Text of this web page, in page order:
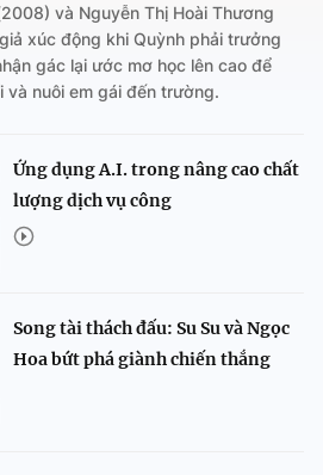
và Nguyễn Thị Hoài Thương
xúc động khi Quỳnh phải trưởng
gác lại ước mơ học lên cao để
nuôi em gái đến trường.
Ứng dụng A.I. trong nâng cao chất
lượng dịch vụ công
Song tài thách đấu: Su Su và Ngọc
Hoa bứt phá giành chiến thắng